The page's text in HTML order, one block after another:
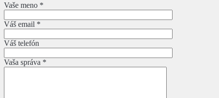
Vaše meno *
Váš email *
Váš telefón
Vaša správa *